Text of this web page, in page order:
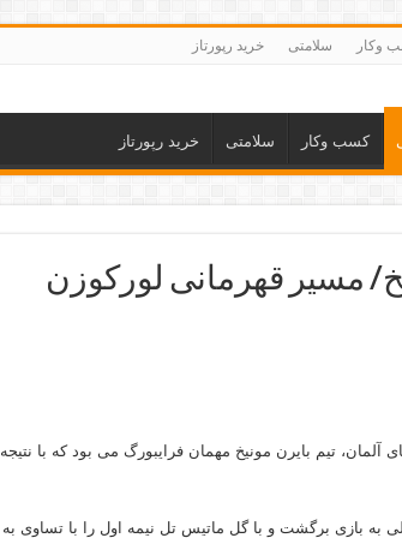
وکار سلامتی خرید رپورتاز
کسب وکار سلامتی خرید رپورتاز
بایرن مونیخ/ مسیر قهرمانی لورکوزن
تیم بایرن مونیخ مهمان فرایبورگ می بود که با نتیجه
به بازی ‏برگشت و با گل ماتیس تل نیمه اول را با تساوی به